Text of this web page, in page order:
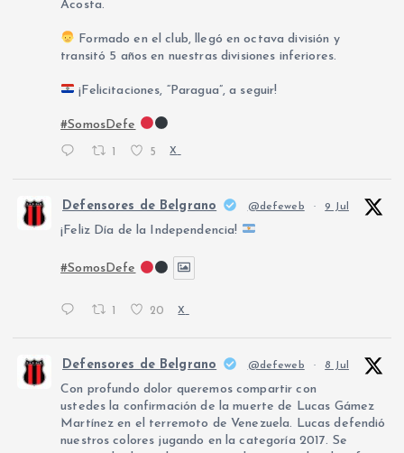
Acosta.
Formado en el club, llegó en octava división y
transitó 5 años en nuestras divisiones inferiores.
¡Felicitaciones, “Paragua”, a seguir!
#SomosDefe
1 5 X
Defensores de Belgrano @defeweb · 9 Jul
¡Feliz Día de la Independencia!
#SomosDefe
20 X
Defensores de Belgrano @defeweb · 8 Jul
Con profundo dolor queremos compartir con
ustedes la confirmación de la muerte de Lucas Gámez
Martínez en el terremoto de Venezuela. Lucas defendió
nuestros colores jugando en la categoría 2017. Se